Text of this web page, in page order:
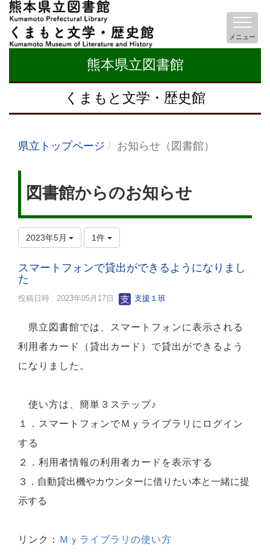
熊本県立図書館
くまもと文学・歴史館
メニュー
県立トップページ お知らせ（図書館）
図書館からのお知らせ
2023年5月 1件
スマートフォンで貸出ができるようになりまし
た
投稿日時 : 2023年05月17日 支援１班
県立図書館では、スマートフォンに表示される
利用者カード（貸出カード）で貸出ができるよう
になりました。
使い方は、簡単３ステップ♪
１．スマートフォンでＭｙライブラリにログイン
する
２．利用者情報の利用者カードを表示する
３．自動貸出機やカウンターに借りたい本と一緒に提
示する
リンク： Ｍｙライブラリの使い方